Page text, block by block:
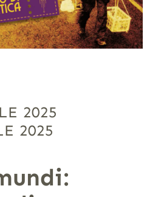
2025
2025